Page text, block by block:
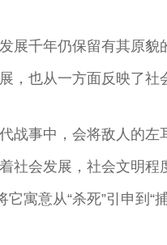
展千年仍保留有其原貌
，也从一方面反映了社
战事中，会将敌人的
社会发展，社会文明
寓意从“杀死”引申到“捕